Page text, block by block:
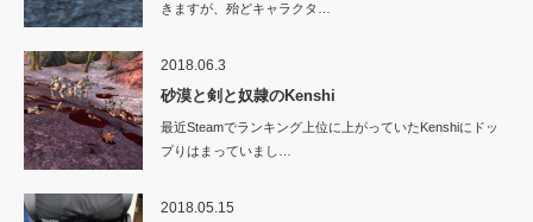
きますが、殆どキャラクタ…
2018.06.3
砂漠と剣と奴隷のKenshi
最近Steamでランキング上位に上がっていたKenshiにドッ
プりはまっていまし…
2018.05.15